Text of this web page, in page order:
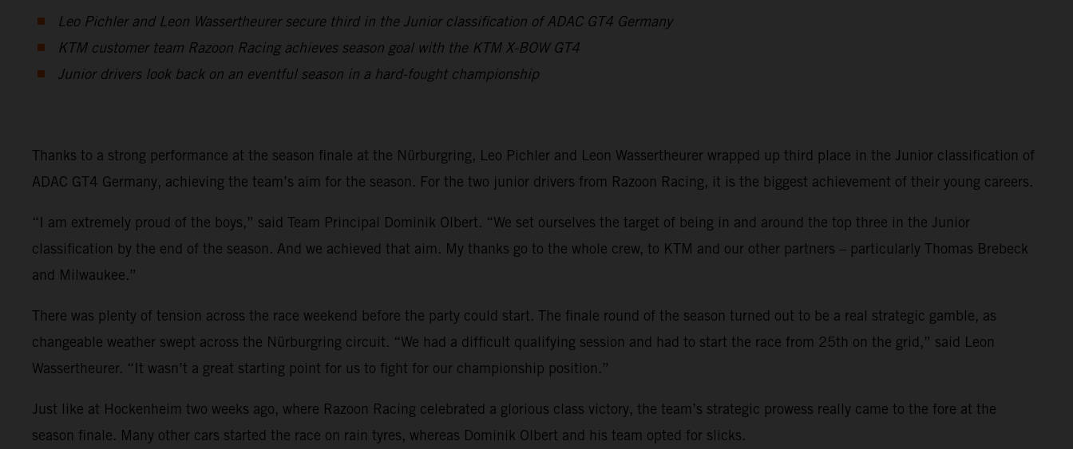
Leo Pichler and Leon Wassertheurer secure third in the Junior classification of ADAC GT4 Germany
KTM customer team Razoon Racing achieves season goal with the KTM X-BOW GT4
Junior drivers look back on an eventful season in a hard-fought championship
Thanks to a strong performance at the season finale at the Nürburgring, Leo Pichler and Leon Wassertheurer wrapped up third place in the Junior classification of
ADAC GT4 Germany, achieving the team’s aim for the season. For the two junior drivers from Razoon Racing, it is the biggest achievement of their young careers.
“I am extremely proud of the boys,” said Team Principal Dominik Olbert. “We set ourselves the target of being in and around the top three in the Junior
classification by the end of the season. And we achieved that aim. My thanks go to the whole crew, to KTM and our other partners – particularly Thomas Brebeck
and Milwaukee.”
There was plenty of tension across the race weekend before the party could start. The finale round of the season turned out to be a real strategic gamble, as
changeable weather swept across the Nürburgring circuit. “We had a difficult qualifying session and had to start the race from 25th on the grid,” said Leon
Wassertheurer. “It wasn’t a great starting point for us to fight for our championship position.”
Just like at Hockenheim two weeks ago, where Razoon Racing celebrated a glorious class victory, the team’s strategic prowess really came to the fore at the
season finale. Many other cars started the race on rain tyres, whereas Dominik Olbert and his team opted for slicks.